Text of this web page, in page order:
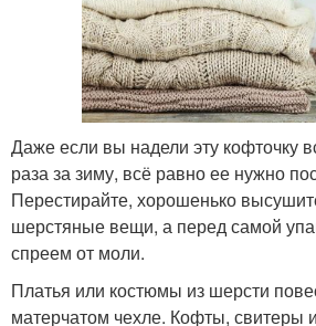
Даже если вы надели эту кофточку
раза за зиму, всё равно ее нужно
Перестирайте, хорошенько
шерстяные вещи, а перед самой
спреем от моли.
Платья или костюмы из шерсти
матерчатом чехле. Кофты, свитеры